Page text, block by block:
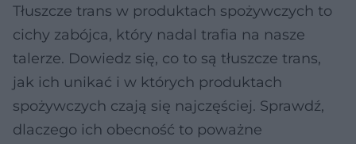
Tłuszcze trans w produktach spożywczych to
cichy zabójca, który nadal trafia na nasze
talerze. Dowiedz się, co to są tłuszcze trans,
jak ich unikać i w których produktach
spożywczych czają się najczęściej. Sprawdź,
dlaczego ich obecność to poważne